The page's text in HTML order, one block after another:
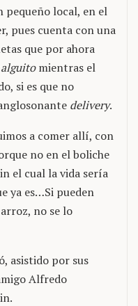
pequeño local, en el
pues cuenta con una
que por ahora
mientras el
si es que no
delivery.
a comer allí, con
no en el boliche
el cual la vida sería
ya es…Si pueden
no se lo
asistido por sus
Alfredo